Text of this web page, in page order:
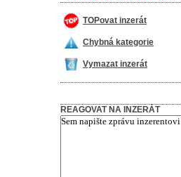
TOPovat inzerát
Chybná kategorie
Vymazat inzerát
REAGOVAT NA INZERÁT